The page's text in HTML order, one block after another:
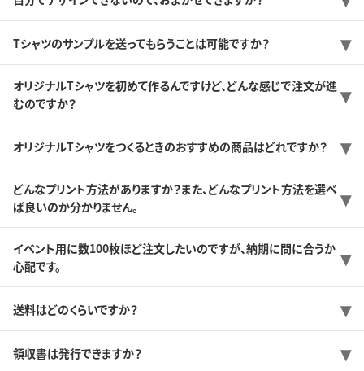
Tシャツのサンプルを送ってもらうことは可能ですか？
オリジナルTシャツを初めて作るんですけど、どんな感じで注文が進
むのですか？
オリジナルTシャツをつくるときのおすすめの商品はどれですか？
どんなプリント方法がありますか？また、どんなプリント方法を選べ
ば良いのか分かりません。
イベント用に数100枚ほど注文したいのですが、納期に間に合うか
心配です。
送料はどのくらいですか？
領収書は発行できますか？